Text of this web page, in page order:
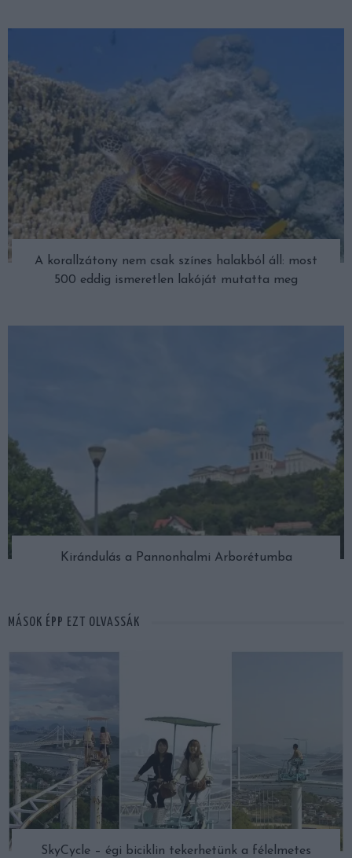
A korallzátony nem csak színes halakból áll: most
500 eddig ismeretlen lakóját mutatta meg
Kirándulás a Pannonhalmi Arborétumba
MÁSOK ÉPP EZT OLVASSÁK
SkyCycle – égi biciklin tekerhetünk a félelmetes